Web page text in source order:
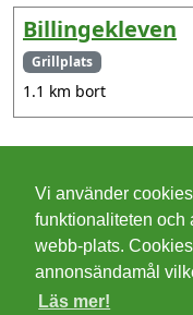
Billingekleven
Grillplats
1.1 km bort
Cookies
Integritetspolicy
Villkor
Vi använder
funktionaliteten och
webb-plats.
annonsändamål
Läs mer!